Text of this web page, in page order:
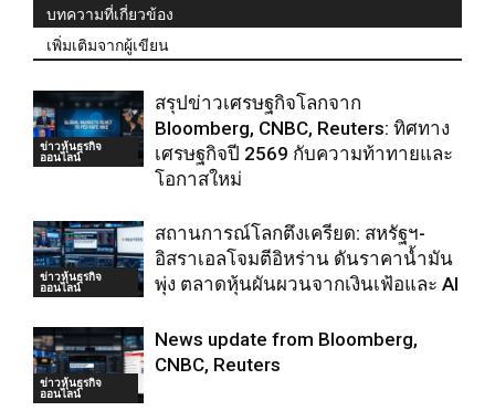
บทความที่เกี่ยวข้อง
เพิ่มเติมจากผู้เขียน
ข่าวหุ้นธุรกิจ
ออนไลน์
สรุปข่าวเศรษฐกิจโลกจาก
Bloomberg, CNBC, Reuters: ทิศทาง
เศรษฐกิจปี 2569 กับความท้าทายและ
โอกาสใหม่
ข่าวหุ้นธุรกิจ
ออนไลน์
สถานการณ์โลกตึงเครียด: สหรัฐฯ-
อิสราเอลโจมตีอิหร่าน ดันราคาน้ำมัน
พุ่ง ตลาดหุ้นผันผวนจากเงินเฟ้อและ AI
ข่าวหุ้นธุรกิจ
ออนไลน์
News update from Bloomberg,
CNBC, Reuters